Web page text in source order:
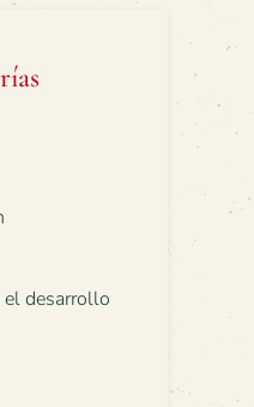
desarrollo